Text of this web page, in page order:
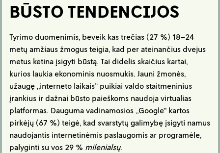
BŪSTO TENDENCIJOS
Tyrimo duomenimis, beveik kas trečias (27 %) 18–24
metų amžiaus žmogus teigia, kad per ateinančius dvejus
metus ketina įsigyti būstą. Tai didelis skaičius kartai,
kurios laukia ekonominis nuosmukis. Jauni žmonės,
užaugę „interneto laikais“ puikiai valdo staitmeninius
įrankius ir dažnai būsto paieškoms naudoja virtualias
platformas. Dauguma vadinamosios „Google” kartos
pirkėjų (67 %) teigė, kad svarstytų galimybę įsigyti namus
naudojantis internetinėmis paslaugomis ar programėle,
palyginti su vos 29 % milenialsų.